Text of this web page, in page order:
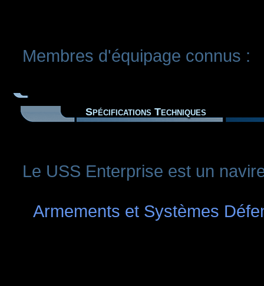
Membres d'équipage connus :
Spécifications Techniques
Le USS Enterprise est un
Armements et Systèmes